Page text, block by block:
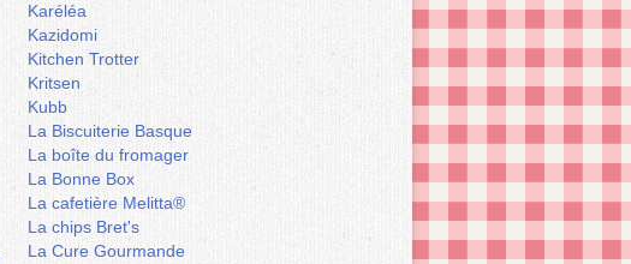
Karéléa
Kazidomi
Kitchen Trotter
Kritsen
Kubb
La Biscuiterie Basque
La boîte du fromager
La Bonne Box
La cafetière Melitta®
La chips Bret's
La Cure Gourmande